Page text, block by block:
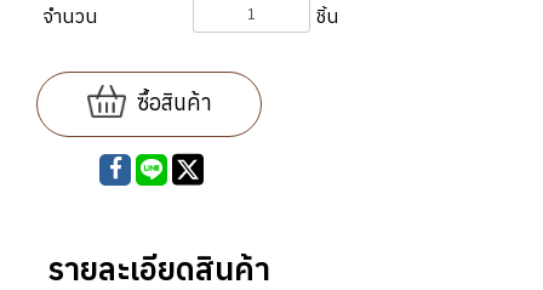
จำนวน ชิ้น
ซื้อสินค้า
รายละเอียดสินค้า